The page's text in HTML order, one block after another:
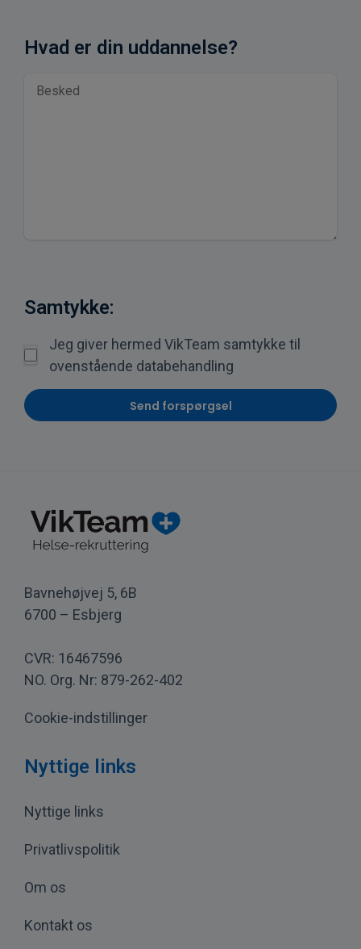
Hvad er din uddannelse?
Samtykke:
Jeg giver hermed VikTeam samtykke til
ovenstående databehandling
Bavnehøjvej 5, 6B
6700 – Esbjerg
CVR: 16467596
NO. Org. Nr: 879-262-402
Cookie-indstillinger
Nyttige links
Nyttige links
Privatlivspolitik
Om os
Kontakt os